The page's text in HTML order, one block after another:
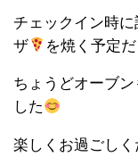
チェックイン時
ザ
を焼く予定
ちょうどオーブ
した
楽しくお過ごしく